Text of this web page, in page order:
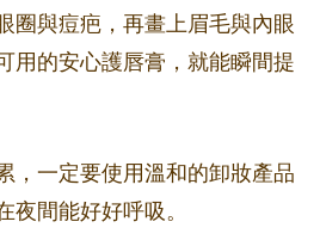
圈與痘疤，再畫上眉毛與內眼
用的安心護唇膏，就能瞬間提
，一定要使用溫和的卸妝產品
夜間能好好呼吸。